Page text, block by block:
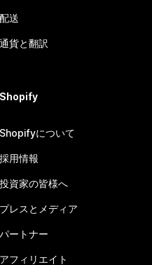
配送
通貨と翻訳
Shopify
Shopifyについて
採用情報
投資家の皆様へ
プレスとメディア
パートナー
アフィリエイト